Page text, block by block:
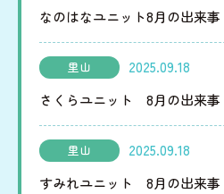
里山動画
お問い合わせ
なのはなユニット8月の出来事
里山
2025.09.18
さくらユニット 8月の出来事
里山
2025.09.18
すみれユニット 8月の出来事